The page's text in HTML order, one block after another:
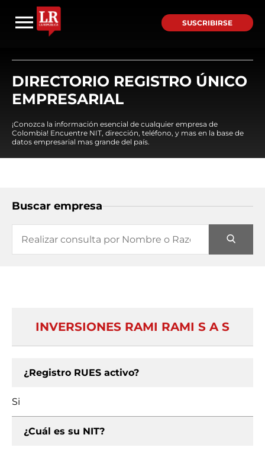
SUSCRIBIRSE
DIRECTORIO REGISTRO ÚNICO
EMPRESARIAL
¡Conozca la información esencial de cualquier empresa de
Colombia! Encuentre NIT, dirección, teléfono, y mas en la base de
datos empresarial mas grande del país.
Buscar empresa
INVERSIONES RAMI RAMI S A S
¿Registro RUES activo?
Si
¿Cuál es su NIT?